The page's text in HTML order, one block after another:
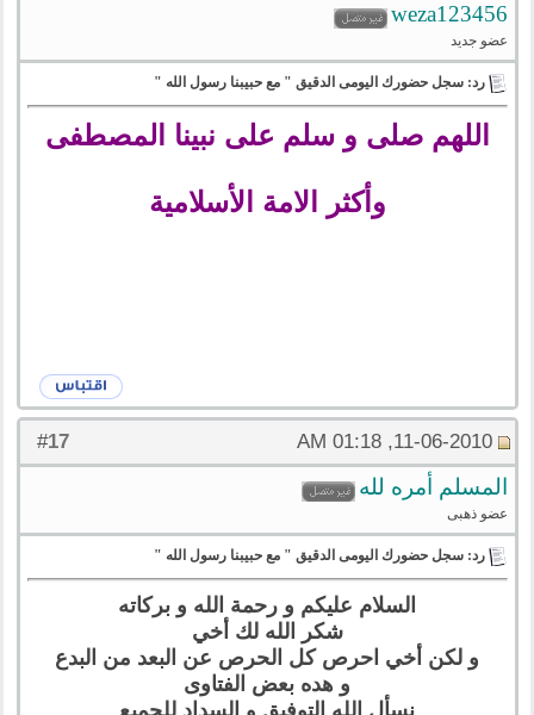
weza123456
عضو جديد
رد: سجل حضورك اليومى الدقيق " مع حبيبنا رسول الله "
اللهم صلى و سلم على نبينا المصطفى
وأكثر الامة الأسلامية
#
17 11-06-2010, 01:18 AM
المسلم أمره لله
عضو ذهبى
رد: سجل حضورك اليومى الدقيق " مع حبيبنا رسول الله "
السلام عليكم و رحمة الله و بركاته
شكر الله لك أخي
و لكن أخي احرص كل الحرص عن البعد من البدع
و هده بعض الفتاوى
نسأل الله التوفيق و السداد للجميع